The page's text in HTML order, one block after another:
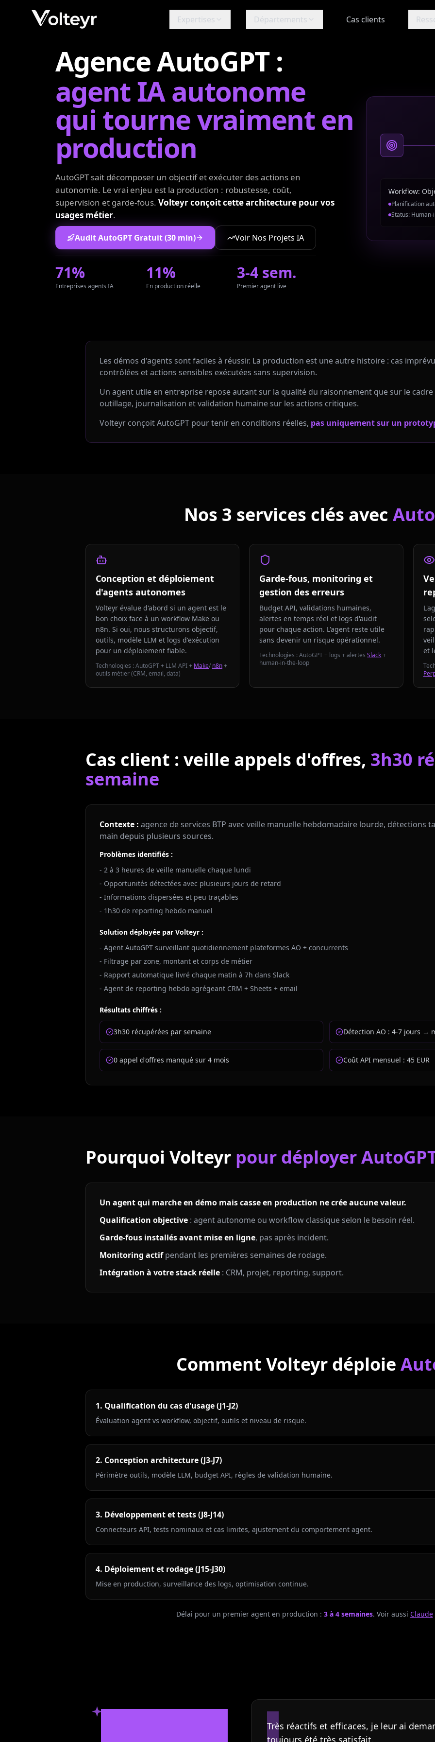
Expertises Départements Cas clients
Agence AutoGPT :
agent IA autonome
qui tourne vraiment en
production
AutoGPT sait décomposer un objectif et exécuter des actions en
autonomie. Le vrai enjeu est la production : robustesse, coût,
supervision et garde-fous. Volteyr conçoit cette architecture pour vos
usages métier.
Audit AutoGPT Gratuit (30 min) Voir Nos Projets IA
71%
Entreprises agents IA
11%
En production réelle
3-4 sem.
Premier agent live
Workflow:
Planification
Status:
Les démos d'agents sont faciles à réussir. La production est une autre histoire : cas
contrôlées et actions sensibles exécutées sans supervision.
Un agent utile en entreprise repose autant sur la qualité du raisonnement que sur le
outillage, journalisation et validation humaine sur les actions critiques.
Volteyr conçoit AutoGPT pour tenir en conditions réelles, pas uniquement sur un
Nos 3 services clés avec
Conception et déploiement
d'agents autonomes
Volteyr évalue d'abord si un agent est le
bon choix face à un workflow Make ou
n8n. Si oui, nous structurons objectif,
outils, modèle LLM et logs d'exécution
pour un déploiement fiable.
Technologies : AutoGPT + LLM API + Make/ n8n+
outils métier (CRM, email, data)
Garde-fous, monitoring et
gestion des erreurs
Budget API, validations humaines,
alertes en temps réel et logs d'audit
pour chaque action. L'agent reste utile
sans devenir un risque opérationnel.
Technologies : AutoGPT + logs + alertes Slack+
human-in-the-loop
et
Cas client : veille appels d'offres, 3h30
semaine
Contexte : agence de services BTP avec veille manuelle hebdomadaire lourde, détections
main depuis plusieurs sources.
Problèmes identifiés :
- 2 à 3 heures de veille manuelle chaque lundi
- Opportunités détectées avec plusieurs jours de retard
- Informations dispersées et peu traçables
- 1h30 de reporting hebdo manuel
Solution déployée par Volteyr :
- Agent AutoGPT surveillant quotidiennement plateformes AO + concurrents
- Filtrage par zone, montant et corps de métier
- Rapport automatique livré chaque matin à 7h dans Slack
- Agent de reporting hebdo agrégeant CRM + Sheets + email
Résultats chiffrés :
3h30 récupérées par semaine Détection AO : 4-7 jours →
0 appel d'offres manqué sur 4 mois Coût API mensuel : 45 EUR
Pourquoi Volteyr pour déployer
Un agent qui marche en démo mais casse en production ne crée aucune valeur.
Qualification objective : agent autonome ou workflow classique selon le besoin réel.
Garde-fous installés avant mise en ligne, pas après incident.
Monitoring actifpendant les premières semaines de rodage.
Intégration à votre stack réelle : CRM, projet, reporting, support.
Comment Volteyr déploie
1. Qualification du cas d'usage (J1-J2)
Évaluation agent vs workflow, objectif, outils et niveau de risque.
2. Conception architecture (J3-J7)
Périmètre outils, modèle LLM, budget API, règles de validation humaine.
3. Développement et tests (J8-J14)
Connecteurs API, tests nominaux et cas limites, ajustement du comportement agent.
4. Déploiement et rodage (J15-J30)
Mise en production, surveillance des logs, optimisation continue.
Délai pour un premier agent en production : 3 à 4 semaines. Voir aussi Claude
"
Très réactifs et efficaces, je leur ai
toujours été très satisfait.